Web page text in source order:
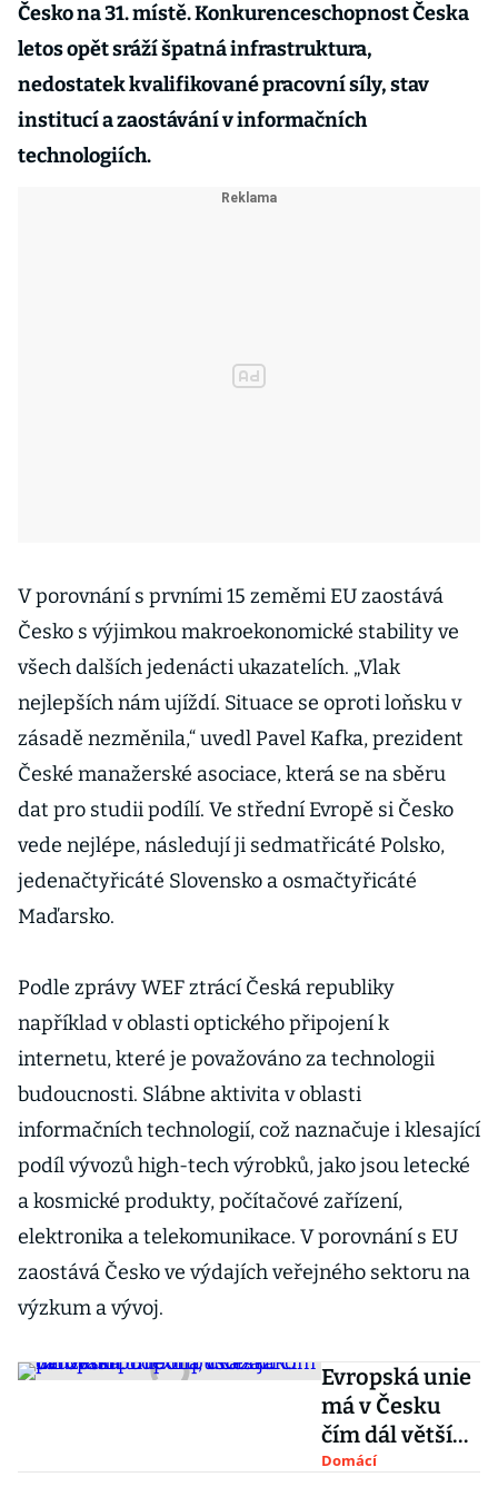
Česko na 31. místě. Konkurenceschopnost Česka
letos opět sráží špatná infrastruktura,
nedostatek kvalifikované pracovní síly, stav
institucí a zaostávání v informačních
technologiích.
V porovnání s prvními 15 zeměmi EU zaostává
Česko s výjimkou makroekonomické stability ve
všech dalších jedenácti ukazatelích. „Vlak
nejlepších nám ujíždí. Situace se oproti loňsku v
zásadě nezměnila,“ uvedl Pavel Kafka, prezident
České manažerské asociace, která se na sběru
dat pro studii podílí. Ve střední Evropě si Česko
vede nejlépe, následují ji sedmatřicáté Polsko,
jedenačtyřicáté Slovensko a osmačtyřicáté
Maďarsko.
Podle zprávy WEF ztrácí Česká republiky
například v oblasti optického připojení k
internetu, které je považováno za technologii
budoucnosti. Slábne aktivita v oblasti
informačních technologií, což naznačuje i klesající
podíl vývozů high-tech výrobků, jako jsou letecké
a kosmické produkty, počítačové zařízení,
elektronika a telekomunikace. V porovnání s EU
zaostává Česko ve výdajích veřejného sektoru na
výzkum a vývoj.
Evropská unie
má v Česku
čím dál větší
podporu,
Domácí